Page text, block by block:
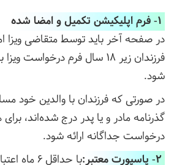
1- فرم اپلیکیشن تکمیل و امضا شده
در صفحه آخر باید توسط متقاضی ویزا
فرزندان زیر 18 سال فرم
شود.
در صورتی که فرزندان با والدین خود
گذرنامه مادر و یا پدر درج شده‌اند، برای
درخواست جداگانه ارائه شود.
2- پاسپورت معتبر:
با حداقل 6